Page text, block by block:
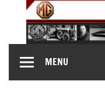
content
MG
MENU